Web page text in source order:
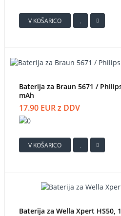
V KOŠARICO
Baterija za Braun 5671 /
mAh
17.90 EUR z DDV
V KOŠARICO
Baterija za Wella Xpert HS50,